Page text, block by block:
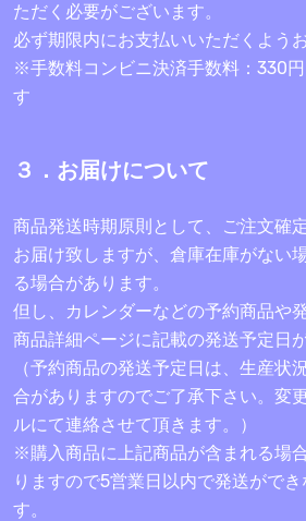
ただく必要がございます。
必ず期限内にお支払いいただくよう
※手数料コンビニ決済手数料：330
す
３．お届けについて
商品発送時期原則として、ご注文確
お届け致しますが、倉庫在庫がない
る場合があります。
但し、カレンダーなどの予約商品や
商品詳細ページに記載の発送予定日
（予約商品の発送予定日は、生産状
合がありますのでご了承下さい。変
ルにて連絡させて頂きます。）
※購入商品に上記商品が含まれる場
りますので5営業日以内で発送がで
す。